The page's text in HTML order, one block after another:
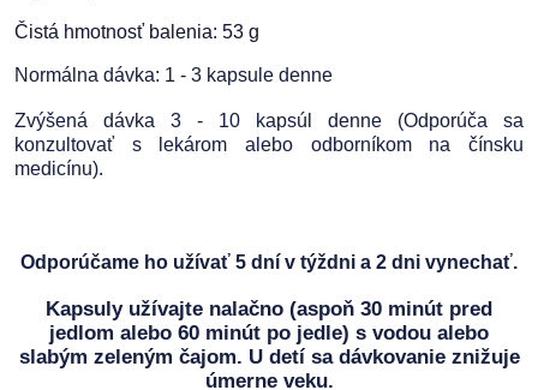
Čistá hmotnosť balenia: 53 g
Normálna dávka: 1 - 3 kapsule denne
Zvýšená dávka 3 - 10 kapsúl denne (Odporúča sa
konzultovať s lekárom alebo odborníkom na čínsku
medicínu).
Odporúčame ho užívať 5 dní v týždni a 2 dni vynechať.
Kapsuly užívajte nalačno (aspoň 30 minút pred
jedlom alebo 60 minút po jedle) s vodou alebo
slabým zeleným čajom. U detí sa dávkovanie znižuje
úmerne veku.